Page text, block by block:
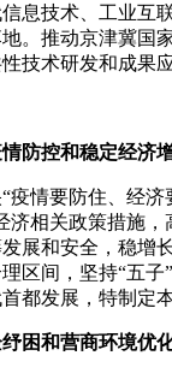
息技术、工业互
。推动京津冀国
技术研发和成果
防控和稳定经济
疫情要防住、经
济相关政策措施
展和安全，稳增
区间，坚持“五子
都发展，特制定
困和营商环境优